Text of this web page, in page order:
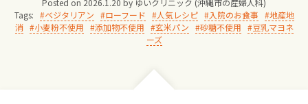
Posted on 2026.1.20 by ゆいクリニック (沖縄市の産婦人科)
Tags:
ベジタリアン ローフード 人気レシピ 入院のお食事
地産地
消
小麦粉不使用 添加物不使用 玄米パン 砂糖不使用
豆乳マヨネ
ーズ
ゆいクリニックの経営理念
診療料金